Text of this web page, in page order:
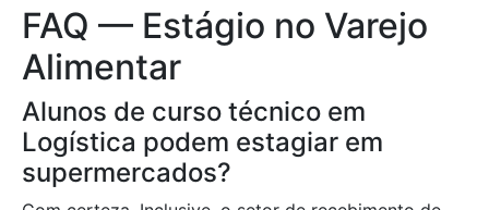
FAQ — Estágio no Varejo
Alimentar
Alunos de curso técnico em
Logística podem estagiar em
supermercados?